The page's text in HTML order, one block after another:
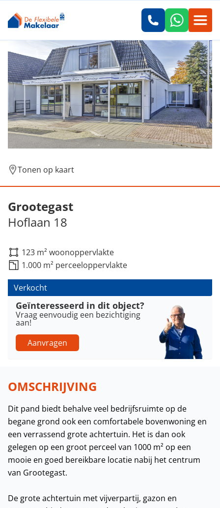
Tonen op kaart
Grootegast
Hoflaan 18
123 m² woonoppervlakte
1.000 m² perceeloppervlakte
Verkocht
Geïnteresseerd in dit object?
Vraag eenvoudig een bezichtiging
aan!
Aanvragen
OMSCHRIJVING
Dit pand biedt behalve veel bedrijfsruimte op de
begane grond ook een comfortabele bovenwoning en
een verrassend grote achtertuin. Het is dan ook
gelegen op een groot perceel van 1000 m² op een
mooie en goed bereikbare locatie nabij het centrum
van Grootegast.
De grote achtertuin met vijverpartij, gazon en